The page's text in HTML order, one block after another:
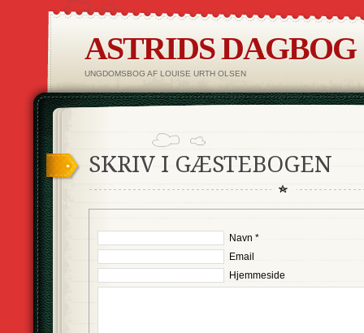
ASTRIDS DAGBOG
UNGDOMSBOG AF LOUISE URTH OLSEN
SKRIV I GÆSTEBOGEN
Navn *
Email
Hjemmeside